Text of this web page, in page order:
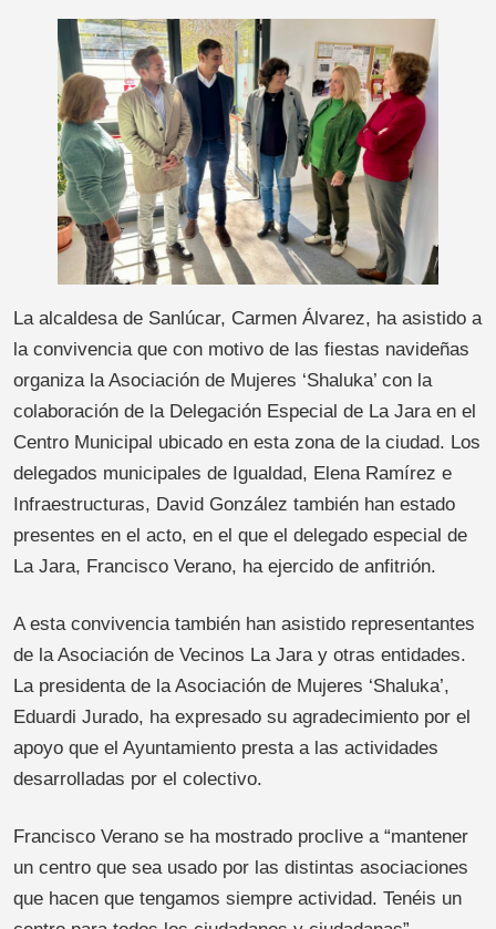
La alcaldesa de Sanlúcar, Carmen Álvarez, ha asistido a
la convivencia que con motivo de las fiestas navideñas
organiza la Asociación de Mujeres ‘Shaluka’ con la
colaboración de la Delegación Especial de La Jara en el
Centro Municipal ubicado en esta zona de la ciudad. Los
delegados municipales de Igualdad, Elena Ramírez e
Infraestructuras, David González también han estado
presentes en el acto, en el que el delegado especial de
La Jara, Francisco Verano, ha ejercido de anfitrión.
A esta convivencia también han asistido representantes
de la Asociación de Vecinos La Jara y otras entidades.
La presidenta de la Asociación de Mujeres ‘Shaluka’,
Eduardi Jurado, ha expresado su agradecimiento por el
apoyo que el Ayuntamiento presta a las actividades
desarrolladas por el colectivo.
Francisco Verano se ha mostrado proclive a “mantener
un centro que sea usado por las distintas asociaciones
que hacen que tengamos siempre actividad. Tenéis un